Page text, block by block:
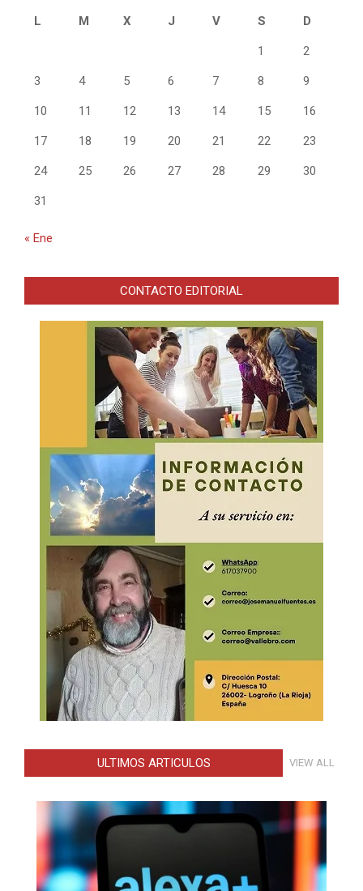
L M X J V S D
1 2
3 4 5 6 7 8 9
10 11 12 13 14 15 16
17 18 19 20 21 22 23
24 25 26 27 28 29 30
31
« Ene
CONTACTO EDITORIAL
ULTIMOS ARTICULOS VIEW ALL